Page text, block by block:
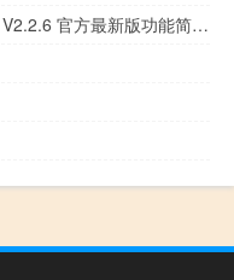
99围棋 V2.2.6 官方最新版（99围棋 V2.2.6 官方最新版功能简介）